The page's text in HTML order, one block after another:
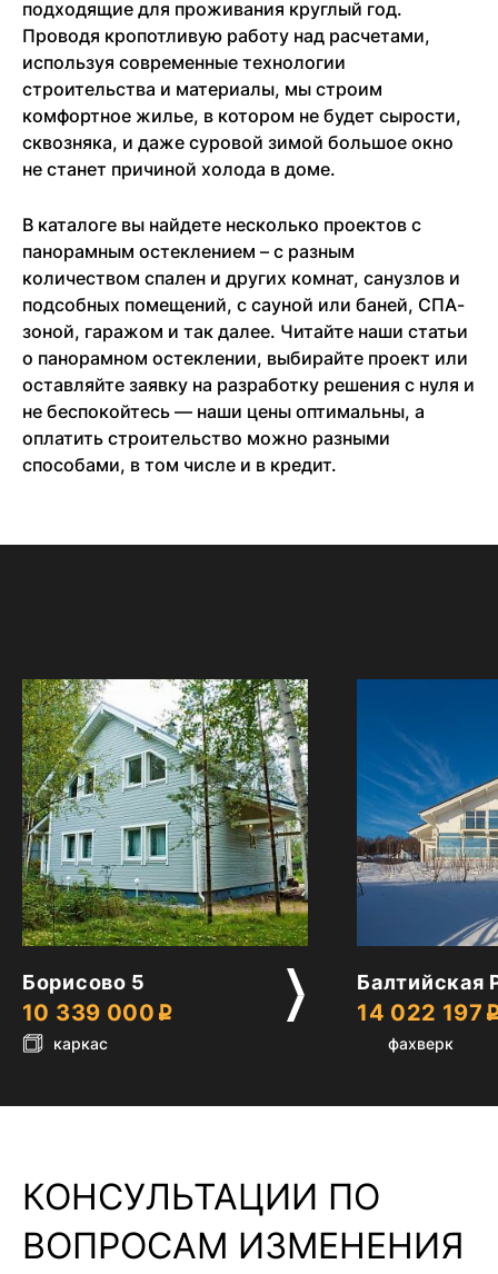
подходящие для проживания круглый год.
Проводя кропотливую работу над расчетами,
используя современные технологии
строительства и материалы, мы строим
комфортное жилье, в котором не будет сырости,
сквозняка, и даже суровой зимой большое окно
не станет причиной холода в доме.
В каталоге вы найдете несколько проектов с
панорамным остеклением – с разным
количеством спален и других комнат, санузлов и
подсобных помещений, с сауной или баней, СПА-
зоной, гаражом и так далее. Читайте наши статьи
о панорамном остеклении, выбирайте проект или
оставляйте заявку на разработку решения с нуля и
не беспокойтесь — наши цены оптимальны, а
оплатить строительство можно разными
способами, в том числе и в кредит.
2
Борисово 5
10 339 000
каркас
Балтийская
14 022 197
фахверк
КОНСУЛЬТАЦИИ ПО
ВОПРОСАМ ИЗМЕНЕНИЯ